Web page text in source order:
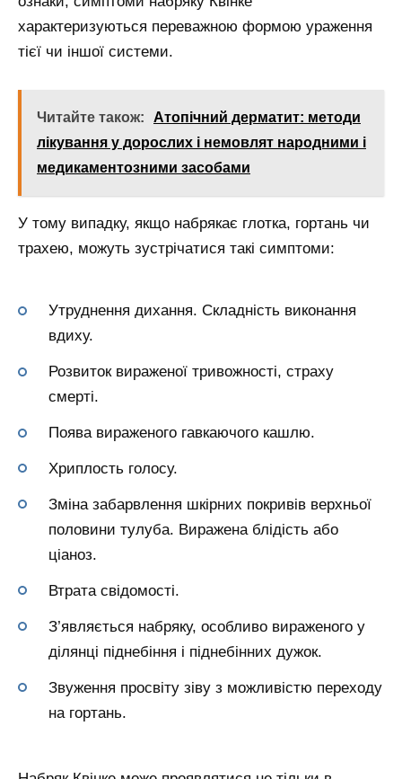
характеризуються переважною формою ураження
тієї чи іншої системи.
Читайте також:
Атопічний дерматит: методи
лікування у дорослих і немовлят народними і
медикаментозними засобами
У тому випадку, якщо набрякає глотка, гортань чи
трахею, можуть зустрічатися такі симптоми:
Утруднення дихання. Складність виконання
вдиху.
Розвиток вираженої тривожності, страху
смерті.
Поява вираженого гавкаючого кашлю.
Хриплость голосу.
Зміна забарвлення шкірних покривів верхньої
половини тулуба. Виражена блідість або
ціаноз.
Втрата свідомості.
З’являється набряку, особливо вираженого у
ділянці піднебіння і піднебінних дужок.
Звуження просвіту зіву з можливістю переходу
на гортань.